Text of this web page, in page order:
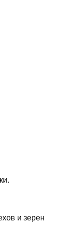
и зерен